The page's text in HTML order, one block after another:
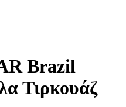
Brazil
Τιρκουάζ